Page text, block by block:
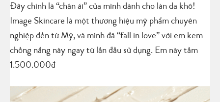
Đây chính là “chân ái” của mình dành cho làn da khô!
Image Skincare là một thương hiệu mỹ phẩm chuyên
nghiệp đến từ Mỹ, và mình đã “fall in love” với em kem
chống nắng này ngay từ lần đầu sử dụng. Em này tầm
1.500.000đ